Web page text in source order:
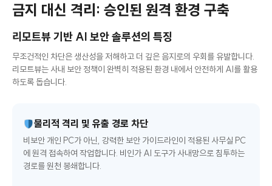
금지 대신 격리: 승인된 원격 환경 구축
리모트뷰 기반 AI 보안 솔루션의 특징
무조건적인 차단은 생산성을 저해하고 더 깊은 음지로의 우회를 유발합니다.
리모트뷰는 사내 보안 정책이 완벽히 적용된 환경 내에서 안전하게 AI를 활용
하도록 돕습니다.
물리적 격리 및 유출 경로 차단
비보안 개인 PC가 아닌, 강력한 보안 가이드라인이 적용된 사무실 PC
에 원격 접속하여 작업합니다. 비인가 AI 도구가 사내망으로 침투하는
경로를 원천 봉쇄합니다.